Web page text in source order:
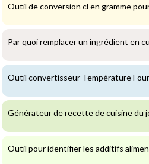
Outil de conversion cl en gramme
Par quoi remplacer un ingrédient en
Outil convertisseur Température Four
Générateur de recette de cuisine du
Outil pour identifier les additifs